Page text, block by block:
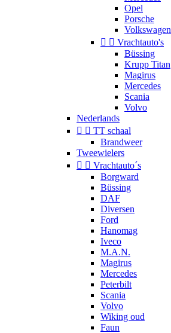
Opel
Porsche
Volkswagen
  Vrachtauto's
Büssing
Krupp Titan
Magirus
Mercedes
Scania
Volvo
Nederlands
  TT schaal
Brandweer
Tweewielers
  Vrachtauto´s
Borgward
Büssing
DAF
Diversen
Ford
Hanomag
Iveco
M.A.N.
Magirus
Mercedes
Peterbilt
Scania
Volvo
Wiking oud
Faun